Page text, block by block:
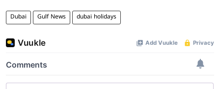
Dubai Gulf News dubai holidays